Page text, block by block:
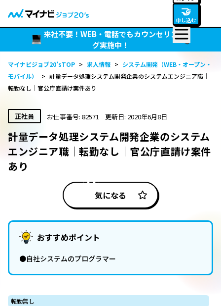
🤝
申し込む
来社不要！WEB・電話でもカウンセリン
グ実施中！
マイナビジョブ20’sTOP > 求人情報 > システム開発（WEB・オープン・
モバイル）
> 計量データ処理システム開発企業のシステムエンジニア職｜
転勤なし｜官公庁直請け案件あり
正社員 お仕事番号: 82571 更新日: 2020年6月8日
計量データ処理システム開発企業のシステム
エンジニア職｜転勤なし｜官公庁直請け案件
あり
気になる
おすすめポイント
●自社システムのプログラマー
転勤無し